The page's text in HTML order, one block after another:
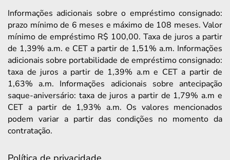
Informações adicionais sobre o empréstimo consignado:
prazo mínimo de 6 meses e máximo de 108 meses. Valor
mínimo de empréstimo R$ 100,00. Taxa de juros a partir
de 1,39% a.m. e CET a partir de 1,51% a.m. Informações
adicionais sobre portabilidade de empréstimo consignado:
taxa de juros a partir de 1,39% a.m e CET a partir de
1,63% a.m. Informações adicionais sobre antecipação
saque-aniversário: taxa de juros a partir de 1,79% a.m e
CET a partir de 1,93% a.m. Os valores mencionados
podem variar a partir das condições no momento da
contratação.